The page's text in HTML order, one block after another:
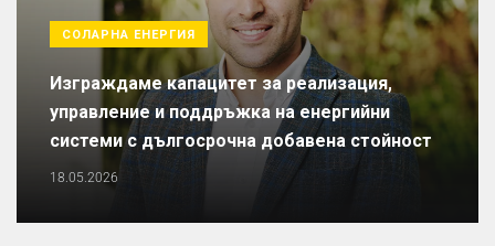
СОЛАРНА ЕНЕРГИЯ
Изграждаме капацитет за реализация,
управление и поддръжка на енергийни
системи с дългосрочна добавена стойност
18.05.2026